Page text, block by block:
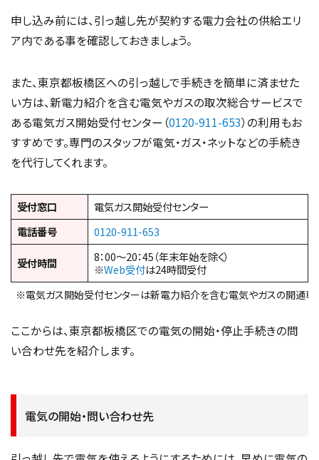
申し込み前には、引っ越し先が契約する電力会社の供給エリ
ア内である事を確認しておきましょう。
また、東京都板橋区への引っ越しで手続きを簡単に済ませた
い方は、新電力紹介を含む電気やガスの取次総合サービスで
ある電気ガス開始受付センター（0120-911-653）の利用もお
すすめです。専門のスタッフが電気・ガス・ネットなどの手続き
を代行してくれます。
受付窓口
電気ガス開始受付センター
電話番号
0120-911-653
受付時間
8：00～20：45（年末年始を除く）
※Web受付は24時間受付
※電気ガス開始受付センターは新電力紹介を含む電気やガスの開通専
ここからは、東京都板橋区での電気の開始・停止手続きの問
い合わせ先を紹介します。
電気の開始・問い合わせ先